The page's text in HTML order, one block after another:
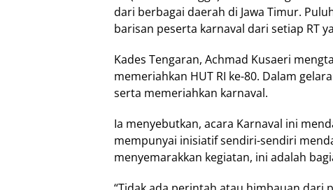
dari berbagai daerah di Jawa Timur.
barisan peserta karnaval dari setiap RT
Kades Tengaran, Achmad Kusaeri
memeriahkan HUT RI ke-80. Dalam
serta memeriahkan karnaval.
Ia menyebutkan, acara Karnaval ini
mempunyai inisiatif sendiri-sendiri
menyemarakkan kegiatan, ini adalah